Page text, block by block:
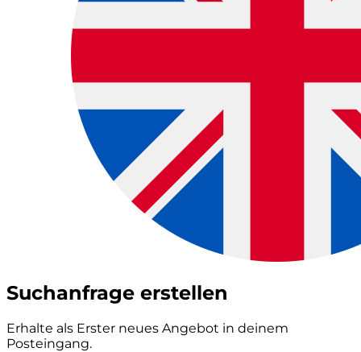
Suchanfrage erstellen
Erhalte als Erster neues Angebot in deinem
Posteingang.